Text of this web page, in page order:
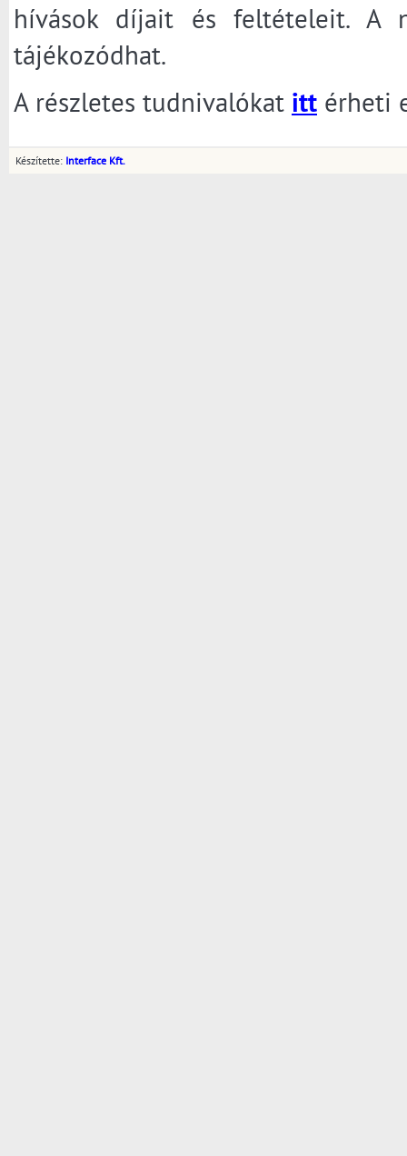
hívások díjait és feltételeit. A
tájékozódhat.
A részletes tudnivalókat itt érheti
Készítette: Interface Kft.